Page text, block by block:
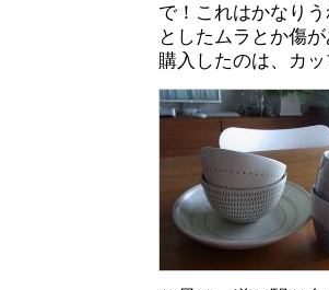
で！これはかなり
としたムラとか傷
購入したのは、カ